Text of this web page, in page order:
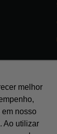
melhor
nosso
Ao utilizar